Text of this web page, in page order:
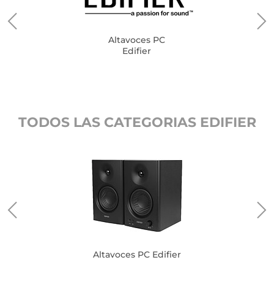
Altavoces PC
Edifier
TODOS LAS CATEGORIAS EDIFIER
Altavoces PC Edifier